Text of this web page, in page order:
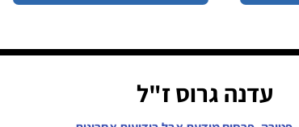
עדנה גרוס ז"ל